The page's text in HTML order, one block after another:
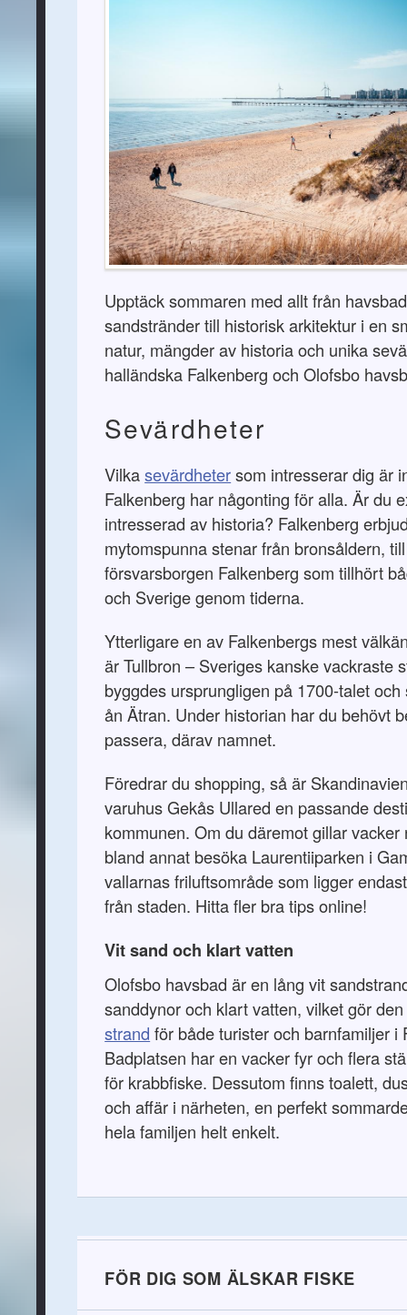
Upptäck sommaren med allt från
sandstränder till historisk arkitektur i en
natur, mängder av historia och unika
halländska Falkenberg och Olofsbo
Sevärdheter
Vilkasevärdhetersom intresserar dig är
Falkenberg har någonting för alla. Är du
intresserad av historia? Falkenberg
mytomspunna stenar från bronsåldern,
försvarsborgen Falkenberg som tillhört
och Sverige genom tiderna.
Ytterligare en av Falkenbergs mest
är Tullbron – Sveriges kanske vackraste
byggdes ursprungligen på 1700-talet
ån Ätran. Under historian har du behövt
passera, därav namnet.
Föredrar du shopping, så är
varuhus Gekås Ullared en passande
kommunen. Om du däremot gillar vacker
bland annat besöka Laurentiiparken i
vallarnas friluftsområde som ligger
från staden. Hitta fler bra tips online!
Vit sand och klart vatten
Olofsbo havsbad är en lång vit
sanddynor och klart vatten, vilket gör
strand för både turister och barnfamiljer i
Badplatsen har en vacker fyr och flera
för krabbfiske. Dessutom finns toalett,
och affär i närheten, en perfekt
hela familjen helt enkelt.
FÖR DIG SOM ÄLSKAR FISKE